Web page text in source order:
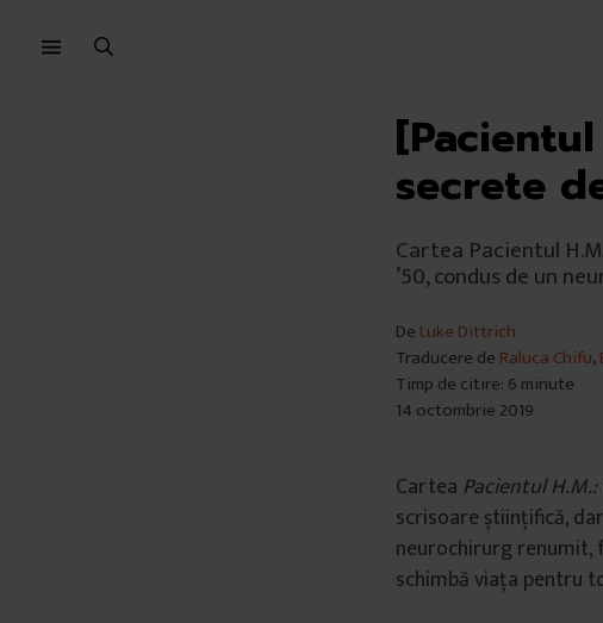
secrete
Cartea Pacientul
’50, condus de un
De Luke Dittrich
Traducere de Raluca Chifu,
Timp de citire: 6 minute
14 octombrie 2019
Cartea Pacientul
scrisoare științifică,
neurochirurg renumit,
schimbă viața pentru